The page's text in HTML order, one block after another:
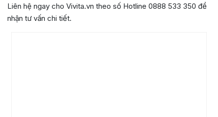
Liên hệ ngay cho Vivita.vn theo số Hotline 0888 533 350 để
nhận tư vấn chi tiết.